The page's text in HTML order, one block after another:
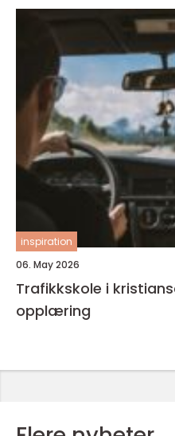
inspiration
06. May 2026
Trafikkskole i kristiansand slik finner
opplæring